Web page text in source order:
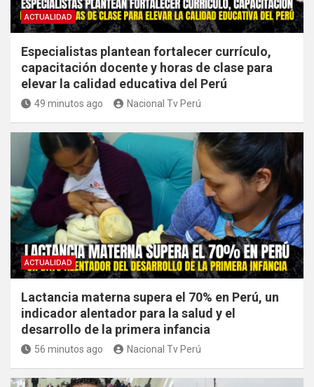
ACTUALIDAD
Especialistas plantean fortalecer currículo,
capacitación docente y horas de clase para
elevar la calidad educativa del Perú
49 minutos ago Nacional Tv Perú
ACTUALIDAD
Lactancia materna supera el 70% en Perú, un
indicador alentador para la salud y el
desarrollo de la primera infancia
56 minutos ago Nacional Tv Perú